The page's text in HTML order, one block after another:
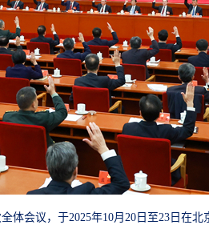
体会议，于2025年10月20日至23日在北